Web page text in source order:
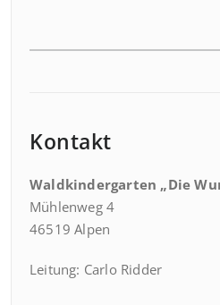
Kontakt
Waldkindergarten „Die
Mühlenweg 4
46519 Alpen
Leitung: Carlo Ridder